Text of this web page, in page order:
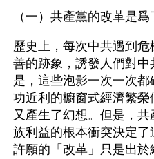
（一）共產黨的改革是爲
歷史上，每次中共遇到
善的跡象，誘發人們對
是，這些泡影一次一次
功近利的櫥窗式經濟繁
又產生了幻想。但是，
族利益的根本衝突決定
許願的「改革」只是出